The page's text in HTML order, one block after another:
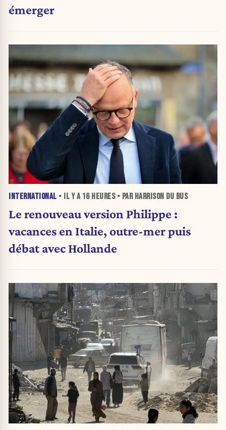
émerger
INTERNATIONAL • IL Y A 16 HEURES• PAR HARRISON DU BUS
Le renouveau version Philippe :
vacances en Italie, outre-mer puis
débat avec Hollande